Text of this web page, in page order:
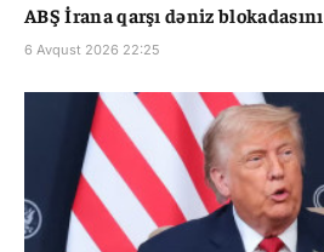
ABŞ İrana qarşı dəniz
6 Avqust 2026 22:25